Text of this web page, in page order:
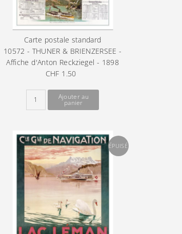
Carte postale standard
10572 - THUNER & BRIENZERSEE -
Affiche d'Anton Reckziegel - 1898
Prix
CHF 1.50
ÉPUISÉ